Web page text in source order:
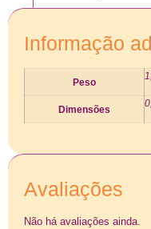
Informação
Peso
Dimensões
Avaliações
Não há avaliações ainda.